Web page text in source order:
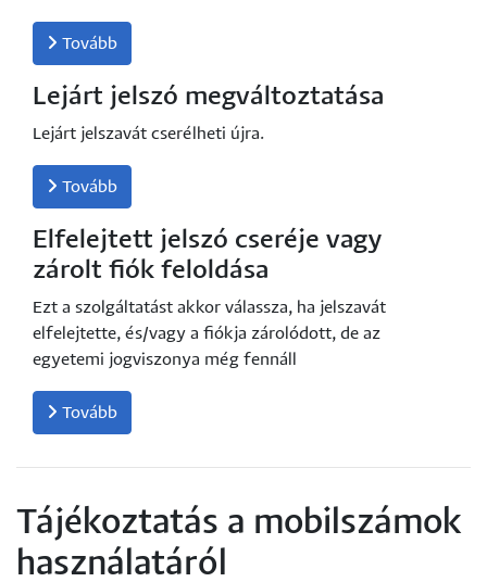
Tovább
Lejárt jelszó megváltoztatása
Lejárt jelszavát cserélheti újra.
Tovább
Elfelejtett jelszó cseréje vagy
zárolt fiók feloldása
Ezt a szolgáltatást akkor válassza, ha jelszavát
elfelejtette, és/vagy a fiókja zárolódott, de az
egyetemi jogviszonya még fennáll
Tovább
Tájékoztatás a mobilszámok
használatáról